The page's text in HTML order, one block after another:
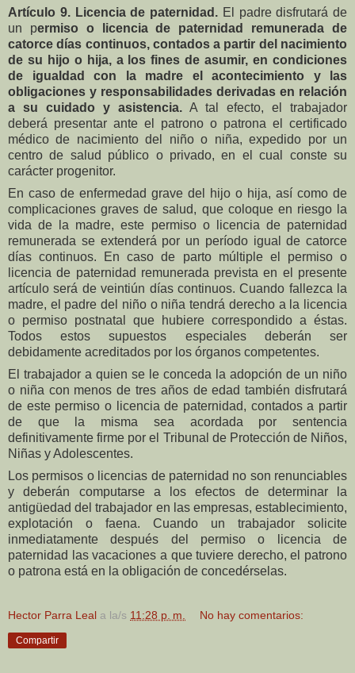
Artículo 9. Licencia de paternidad. El padre disfrutará de
un permiso o licencia de paternidad remunerada de
catorce días continuos, contados a partir del nacimiento
de su hijo o hija, a los fines de asumir, en condiciones
de igualdad con la madre el acontecimiento y las
obligaciones y responsabilidades derivadas en relación
a su cuidado y asistencia.A tal efecto, el trabajador
deberá presentar ante el patrono o patrona el certificado
médico de nacimiento del niño o niña, expedido por un
centro de salud público o privado, en el cual conste su
carácter progenitor.
En caso de enfermedad grave del hijo o hija, así como de
complicaciones graves de salud, que coloque en riesgo la
vida de la madre, este permiso o licencia de paternidad
remunerada se extenderá por un período igual de catorce
días continuos. En caso de parto múltiple el permiso o
licencia de paternidad remunerada prevista en el presente
artículo será de veintiún días continuos. Cuando fallezca la
madre, el padre del niño o niña tendrá derecho a la licencia
o permiso postnatal que hubiere correspondido a éstas.
Todos estos supuestos especiales deberán ser
debidamente acreditados por los órganos competentes.
El trabajador a quien se le conceda la adopción de un niño
o niña con menos de tres años de edad también disfrutará
de este permiso o licencia de paternidad, contados a partir
de que la misma sea acordada por sentencia
definitivamente firme por el Tribunal de Protección de Niños,
Niñas y Adolescentes.
Los permisos o licencias de paternidad no son renunciables
y deberán computarse a los efectos de determinar la
antigüedad del trabajador en las empresas, establecimiento,
explotación o faena. Cuando un trabajador solicite
inmediatamente después del permiso o licencia de
paternidad las vacaciones a que tuviere derecho, el patrono
o patrona está en la obligación de concedérselas.
Hector Parra Leal a la/s 11:28 p. m. No hay comentarios:
Compartir